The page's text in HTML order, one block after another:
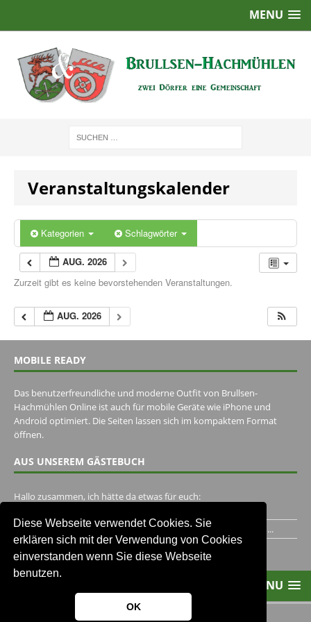
Diese Webseite verwendet Cookies. Sie
erklären sich mit der Verwendung von Cookies
einverstanden wenn Sie diese Webseite
benutzen.
OK
MENU
Veranstaltungskalender
Kategorien Schlagwörter
AUG. 2026
Zurzeit gibt es keine bevorstehenden Veranstaltungen.
AUG. 2026
MOBILE READY
Das benutzerfreundliche und moderne Outfit von Brullsen-
Hachmühlen Online ist auch für mobile Geräte wie iPhone und
Android optimiert. Die Seiten lassen sich im kompaktem Format
öffnen.
AUS UNSEREM GÄSTEBUCH
Hallo zusammen, ich hätte da etwas für euch:
Ich habe ein Jahr im Gasthaus Hugo Pape verbracht..Habe ihn...
Unser Gästebuch besuchen
MENU